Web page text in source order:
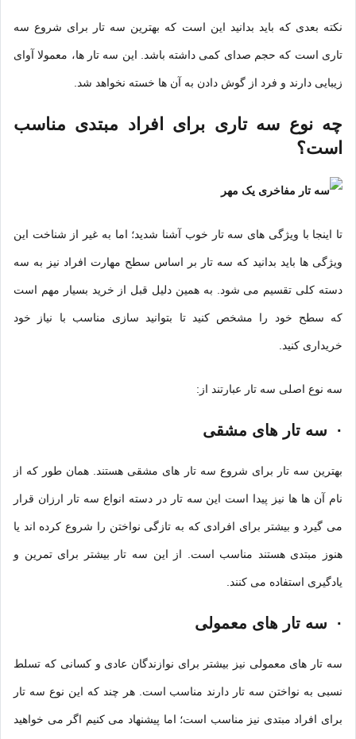
نکته بعدی که باید بدانید این است که بهترین سه تار برای شروع سه
تاری است که حجم صدای کمی داشته باشد. این سه تار ها، معمولا آوای
زیبایی دارند و فرد از گوش دادن به آن ها خسته نخواهد شد.
چه نوع سه تاری برای افراد مبتدی مناسب
است؟
تا اینجا با ویژگی های سه تار خوب آشنا شدید؛ اما به غیر از شناخت این
ویژگی ها باید بدانید که سه تار بر اساس سطح مهارت افراد نیز به سه
دسته کلی تقسیم می شود. به همین دلیل قبل از خرید بسیار مهم است
که سطح خود را مشخص کنید تا بتوانید سازی مناسب با نیاز خود
خریداری کنید.
سه نوع اصلی سه تار عبارتند از:
· سه تار های مشقی
بهترین سه تار برای شروع سه تار های مشقی هستند. همان طور که از
نام آن ها ها نیز پیدا است این سه تار در دسته انواع سه تار ارزان قرار
می گیرد و بیشتر برای افرادی که به تازگی نواختن را شروع کرده اند یا
هنوز مبتدی هستند مناسب است. از این سه تار بیشتر برای تمرین و
یادگیری استفاده می کنند.
· سه تار های معمولی
سه تار های معمولی نیز بیشتر برای نوازندگان عادی و کسانی که تسلط
نسبی به نواختن سه تار دارند مناسب است. هر چند که این نوع سه تار
برای افراد مبتدی نیز مناسب است؛ اما پیشنهاد می کنیم اگر می خواهید